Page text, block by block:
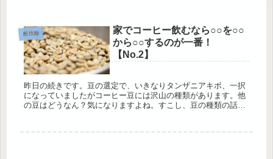
断捨離
家でコーヒー飲むなら○○を○○
から○○するのが一番！
【No.2】
昨日の続きです。豆の選定で、いきなりタンザニアキボ、一択
になっていましたがコーヒー豆には沢山の種類があります。他
の豆はどうなん？気になりますよね。すこし、豆の種類の話を